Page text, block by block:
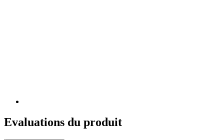
Evaluations du produit